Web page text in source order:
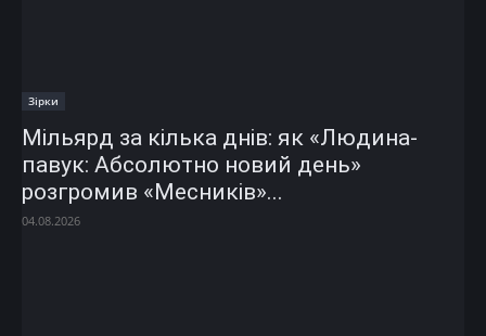
Зірки
Мільярд за кілька днів: як «Людина-
павук: Абсолютно новий день»
розгромив «Месників»...
04.08.2026